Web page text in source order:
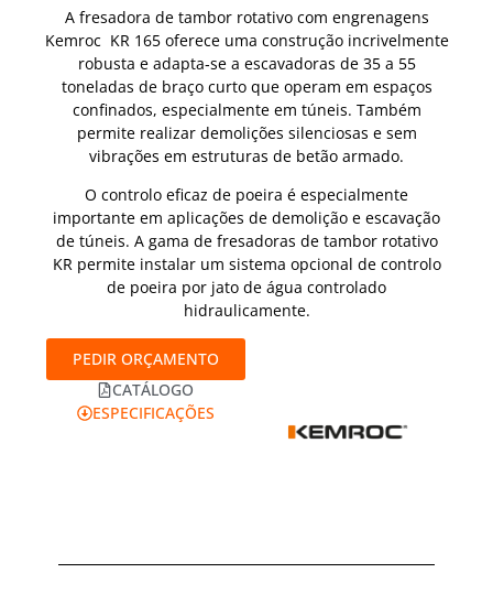
A fresadora de tambor rotativo com engrenagens
Kemroc KR 165 oferece uma construção incrivelmente
robusta e adapta‑se a escavadoras de 35 a 55
toneladas de braço curto que operam em espaços
confinados, especialmente em túneis. Também
permite realizar demolições silenciosas e sem
vibrações em estruturas de betão armado.
O controlo eficaz de poeira é especialmente
importante em aplicações de demolição e escavação
de túneis. A gama de fresadoras de tambor rotativo
KR permite instalar um sistema opcional de controlo
de poeira por jato de água controlado
hidraulicamente.
PEDIR ORÇAMENTO
CATÁLOGO
ESPECIFICAÇÕES